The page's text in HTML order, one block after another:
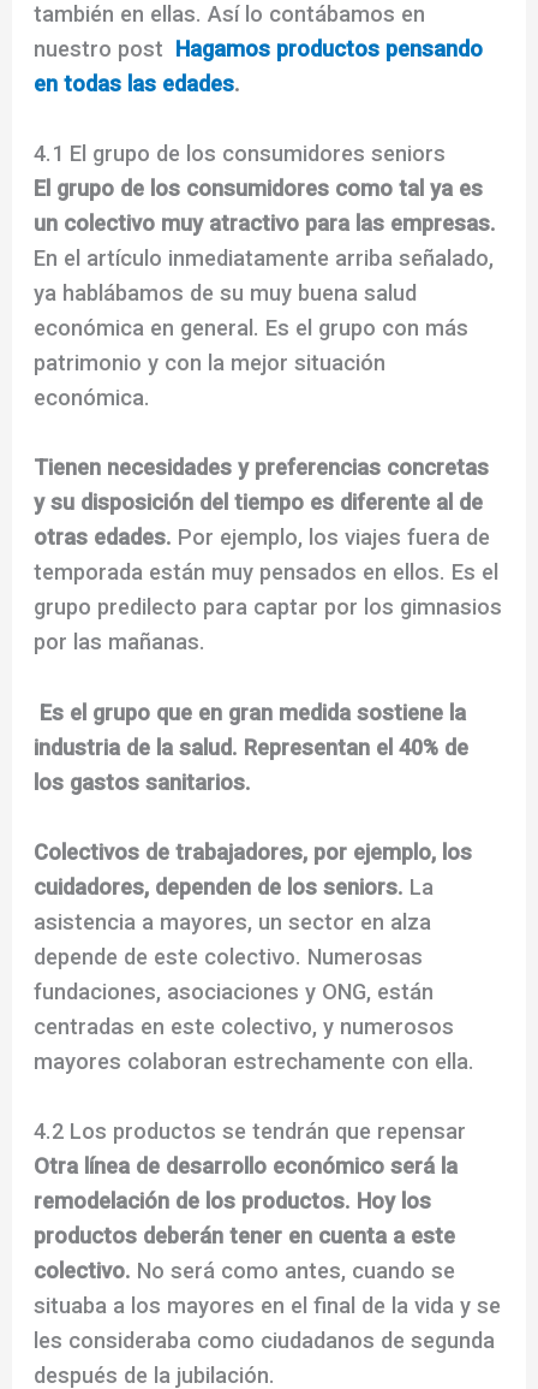
también en ellas. Así lo contábamos en
nuestro post Hagamos productos pensando
en todas las edades.
4.1 El grupo de los consumidores seniors
El grupo de los consumidores como tal ya es
un colectivo muy atractivo para las empresas.
En el artículo inmediatamente arriba señalado,
ya hablábamos de su muy buena salud
económica en general. Es el grupo con más
patrimonio y con la mejor situación
económica.
Tienen necesidades y preferencias concretas
y su disposición del tiempo es diferente al de
otras edades. Por ejemplo, los viajes fuera de
temporada están muy pensados en ellos. Es el
grupo predilecto para captar por los gimnasios
por las mañanas.
Es el grupo que en gran medida sostiene la
industria de la salud. Representan el 40% de
los gastos sanitarios.
Colectivos de trabajadores, por ejemplo, los
cuidadores, dependen de los seniors. La
asistencia a mayores, un sector en alza
depende de este colectivo. Numerosas
fundaciones, asociaciones y ONG, están
centradas en este colectivo, y numerosos
mayores colaboran estrechamente con ella.
4.2 Los productos se tendrán que repensar
Otra línea de desarrollo económico será la
remodelación de los productos. Hoy los
productos deberán tener en cuenta a este
colectivo. No será como antes, cuando se
situaba a los mayores en el final de la vida y se
les consideraba como ciudadanos de segunda
después de la jubilación.